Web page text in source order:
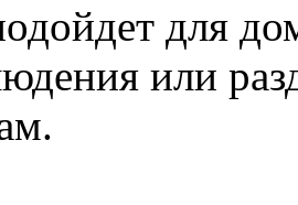
для
или